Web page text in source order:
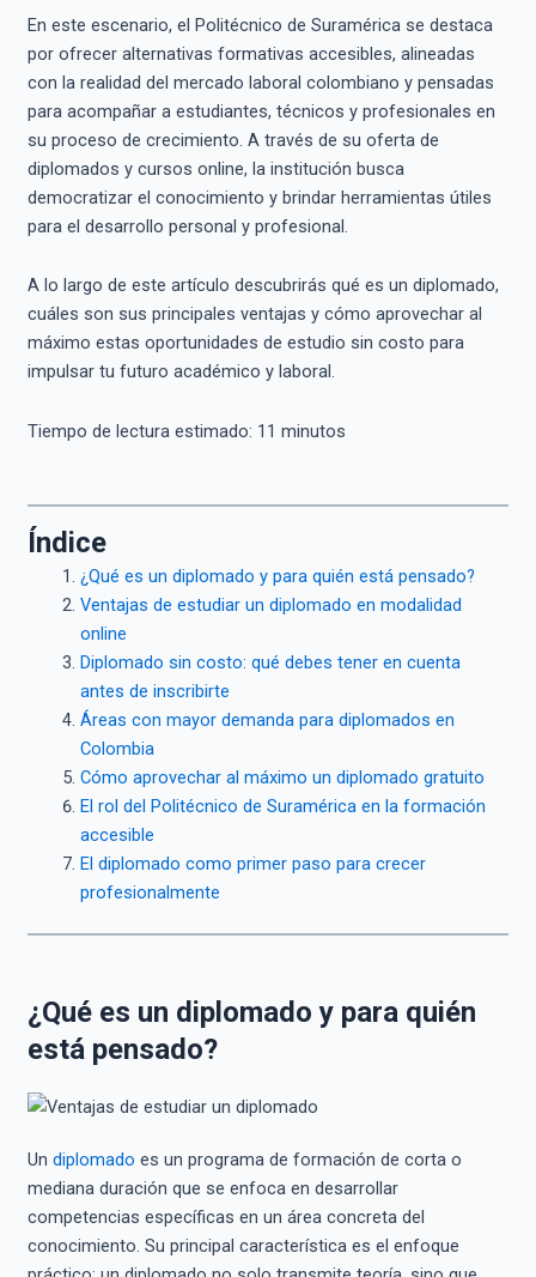
En este escenario, el Politécnico de Suramérica se destaca
por ofrecer alternativas formativas accesibles, alineadas
con la realidad del mercado laboral colombiano y pensadas
para acompañar a estudiantes, técnicos y profesionales en
su proceso de crecimiento. A través de su oferta de
diplomados y cursos online, la institución busca
democratizar el conocimiento y brindar herramientas útiles
para el desarrollo personal y profesional.
A lo largo de este artículo descubrirás qué es un diplomado,
cuáles son sus principales ventajas y cómo aprovechar al
máximo estas oportunidades de estudio sin costo para
impulsar tu futuro académico y laboral.
Tiempo de lectura estimado: 11 minutos
Índice
¿Qué es un diplomado y para quién está pensado?
Ventajas de estudiar un diplomado en modalidad
online
Diplomado sin costo: qué debes tener en cuenta
antes de inscribirte
Áreas con mayor demanda para diplomados en
Colombia
Cómo aprovechar al máximo un diplomado gratuito
El rol del Politécnico de Suramérica en la formación
accesible
El diplomado como primer paso para crecer
profesionalmente
¿Qué es un diplomado y para quién
está pensado?
Un diplomado es un programa de formación de corta o
mediana duración que se enfoca en desarrollar
competencias específicas en un área concreta del
conocimiento. Su principal característica es el enfoque